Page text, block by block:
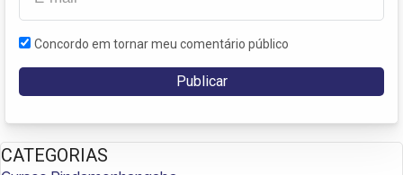
Concordo em tornar meu comentário público
CATEGORIAS